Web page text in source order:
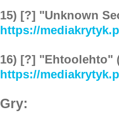
15) [?] "Unknown
https://
16) [?] "Ehtoolehto"
https://
Gry: